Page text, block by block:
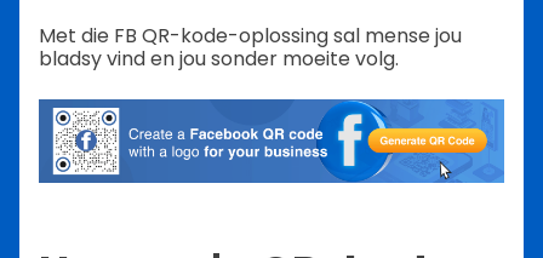
Met die FB QR-kode-oplossing sal mense jou
bladsy vind en jou sonder moeite volg.